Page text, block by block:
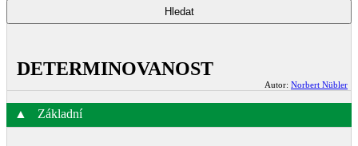
DETERMINOVANOST
Autor: Norbert Nübler
▲ Základní